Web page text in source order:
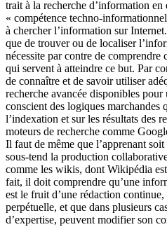
trait à la recherche d’information en
« compétence techno-
à chercher l’information sur
que de trouver ou de localiser
nécessite par contre de
qui servent à atteindre ce but. Par
de connaître et de savoir utiliser
recherche avancée disponibles
conscient des logiques
l’indexation et sur les résultats des
moteurs de recherche comme
Il faut de même que l’apprenant
sous-tend la production
comme les wikis, dont Wikipédia
fait, il doit comprendre qu’une
est le fruit d’une rédaction
perpétuelle, et que dans plusieurs
d’expertise, peuvent modifier son